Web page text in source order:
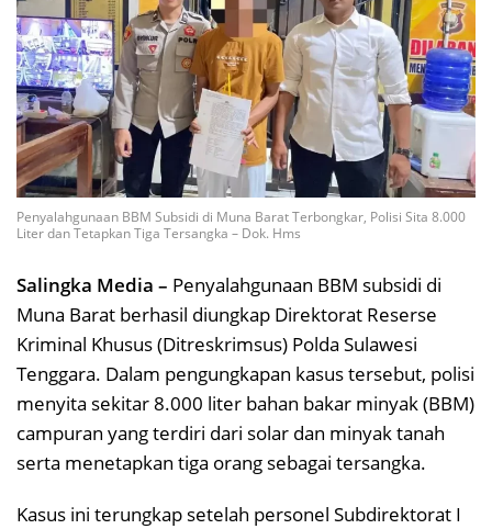
Penyalahgunaan BBM Subsidi di Muna Barat Terbongkar, Polisi Sita 8.000
Liter dan Tetapkan Tiga Tersangka – Dok. Hms
Salingka Media – Penyalahgunaan BBM subsidi di
Muna Barat berhasil diungkap Direktorat Reserse
Kriminal Khusus (Ditreskrimsus) Polda Sulawesi
Tenggara. Dalam pengungkapan kasus tersebut, polisi
menyita sekitar 8.000 liter bahan bakar minyak (BBM)
campuran yang terdiri dari solar dan minyak tanah
serta menetapkan tiga orang sebagai tersangka.
Kasus ini terungkap setelah personel Subdirektorat I